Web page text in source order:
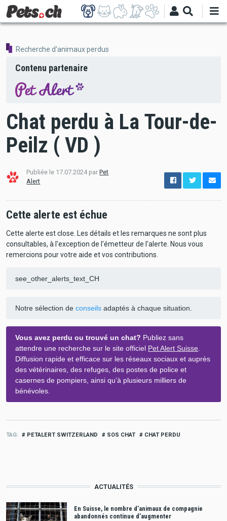
Aller
au
contenu
Recherche d'animaux perdus
Contenu partenaire
Chat perdu à La Tour-de-
Peilz ( VD )
Publiée le 17.07.2024 parPet
Alert
configuration
Cette alerte est échue
Cette alerte est close. Les détails et les remarques ne sont plus
consultables, à l'exception de l'émetteur de l'alerte. Nous vous
remercions pour votre aide et vos contributions.
see_other_alerts_text_CH
Notre sélection deconseils adaptés à chaque situation.
Vous avez perdu ou trouvé un chat? Publiez sans
attendre une recherche sur le site officiel Pet Alert Suisse
Diffusion rapide et efficace sur les réseaux sociaux et auprès
des vétérinaires, des refuges, des postes de police et
casernes de pompiers, ainsi qu’à plusieurs milliers de
bénévoles.
TAG PETALERT SWITZERLAND SOS CHAT CHAT PERDU
ACTUALITÉS
En Suisse, le nombre d’animaux de compagnie
abandonnés continue d’augmenter